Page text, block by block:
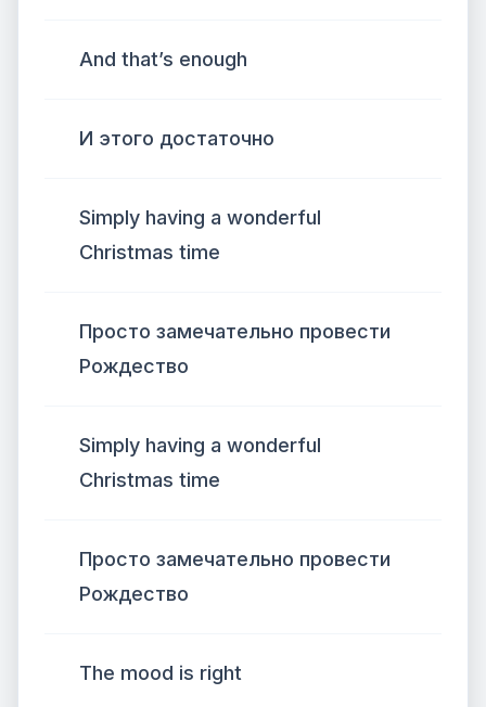
And that’s enough
И этого достаточно
Simply having a wonderful
Christmas time
Просто замечательно провести
Рождество
Simply having a wonderful
Christmas time
Просто замечательно провести
Рождество
The mood is right